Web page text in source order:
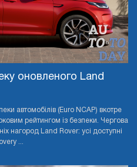
оновленого Land
автомобілів (Euro NCAP) вкотре
рейтингом із безпеки. Чергова
нагород Land Rover: усі доступні
...